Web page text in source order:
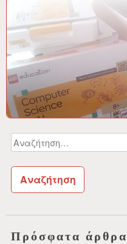
Αναζήτηση
για:
Πρόσφατα άρθρα